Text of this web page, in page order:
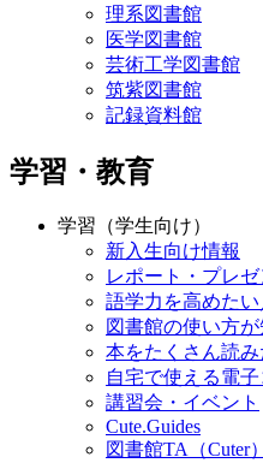
理系図書館
医学図書館
芸術工学図書館
筑紫図書館
記録資料館
学習・教育
学習（学生向け）
新入生向け情報
レポート・プレ
語学力を高めた
図書館の使い方
本をたくさん読み
自宅で使える電
講習会・イベント
Cute.Guides
図書館TA（Cuter）